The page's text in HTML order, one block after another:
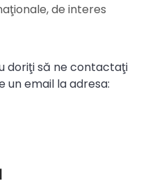
de interes
doriţi să ne contactaţi
un email la adresa: